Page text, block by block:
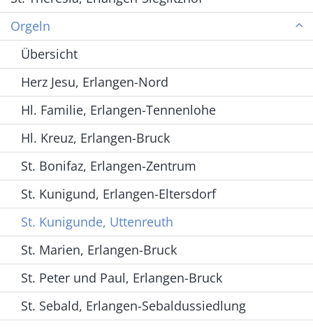
Orgeln
Übersicht
Herz Jesu, Erlangen-Nord
Hl. Familie, Erlangen-Tennenlohe
Hl. Kreuz, Erlangen-Bruck
St. Bonifaz, Erlangen-Zentrum
St. Kunigund, Erlangen-Eltersdorf
St. Kunigunde, Uttenreuth
St. Marien, Erlangen-Bruck
St. Peter und Paul, Erlangen-Bruck
St. Sebald, Erlangen-Sebaldussiedlung